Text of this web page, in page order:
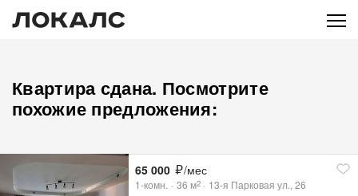
Квартира сдана. Посмотрите
похожие предложения:
65 000 /мес
1-комн. 36 м2 13-я Парковая ул., 26